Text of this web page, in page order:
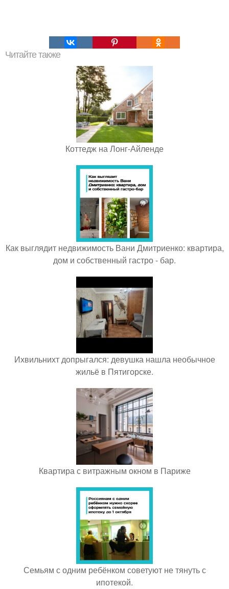
Читайте также
Коттедж на Лонг-Айленде
Как выглядит недвижимость Вани Дмитриенко: квартира,
дом и собственный гастро - бар.
Ихвильнихт допрыгался: девушка нашла необычное
жильё в Пятигорске.
Квартира с витражным окном в Париже
Семьям с одним ребёнком советуют не тянуть с
ипотекой.